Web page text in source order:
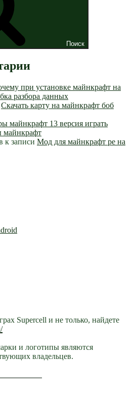
Поиск
при установке майнкрафт на
разбора данных
Скачать карту на майнкрафт боб
майнкрафт 13 версия играть
майнкрафт
к записи Мод для майнкрафт pe на
Supercell и не только, найдете
и логотипы являются
владельцев.